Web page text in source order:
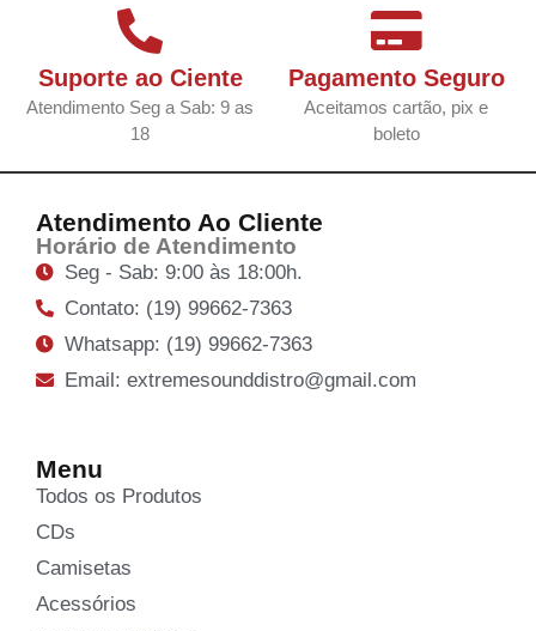
Suporte ao Ciente
Atendimento Seg a Sab: 9 as
18
Pagamento Seguro
Aceitamos cartão, pix e
boleto
Atendimento Ao Cliente
Horário de Atendimento
Seg - Sab: 9:00 às 18:00h.
Contato: (19) 99662-7363
Whatsapp: (19) 99662-7363
Email: extremesounddistro@gmail.com
Menu
Todos os Produtos
CDs
Camisetas
Acessórios